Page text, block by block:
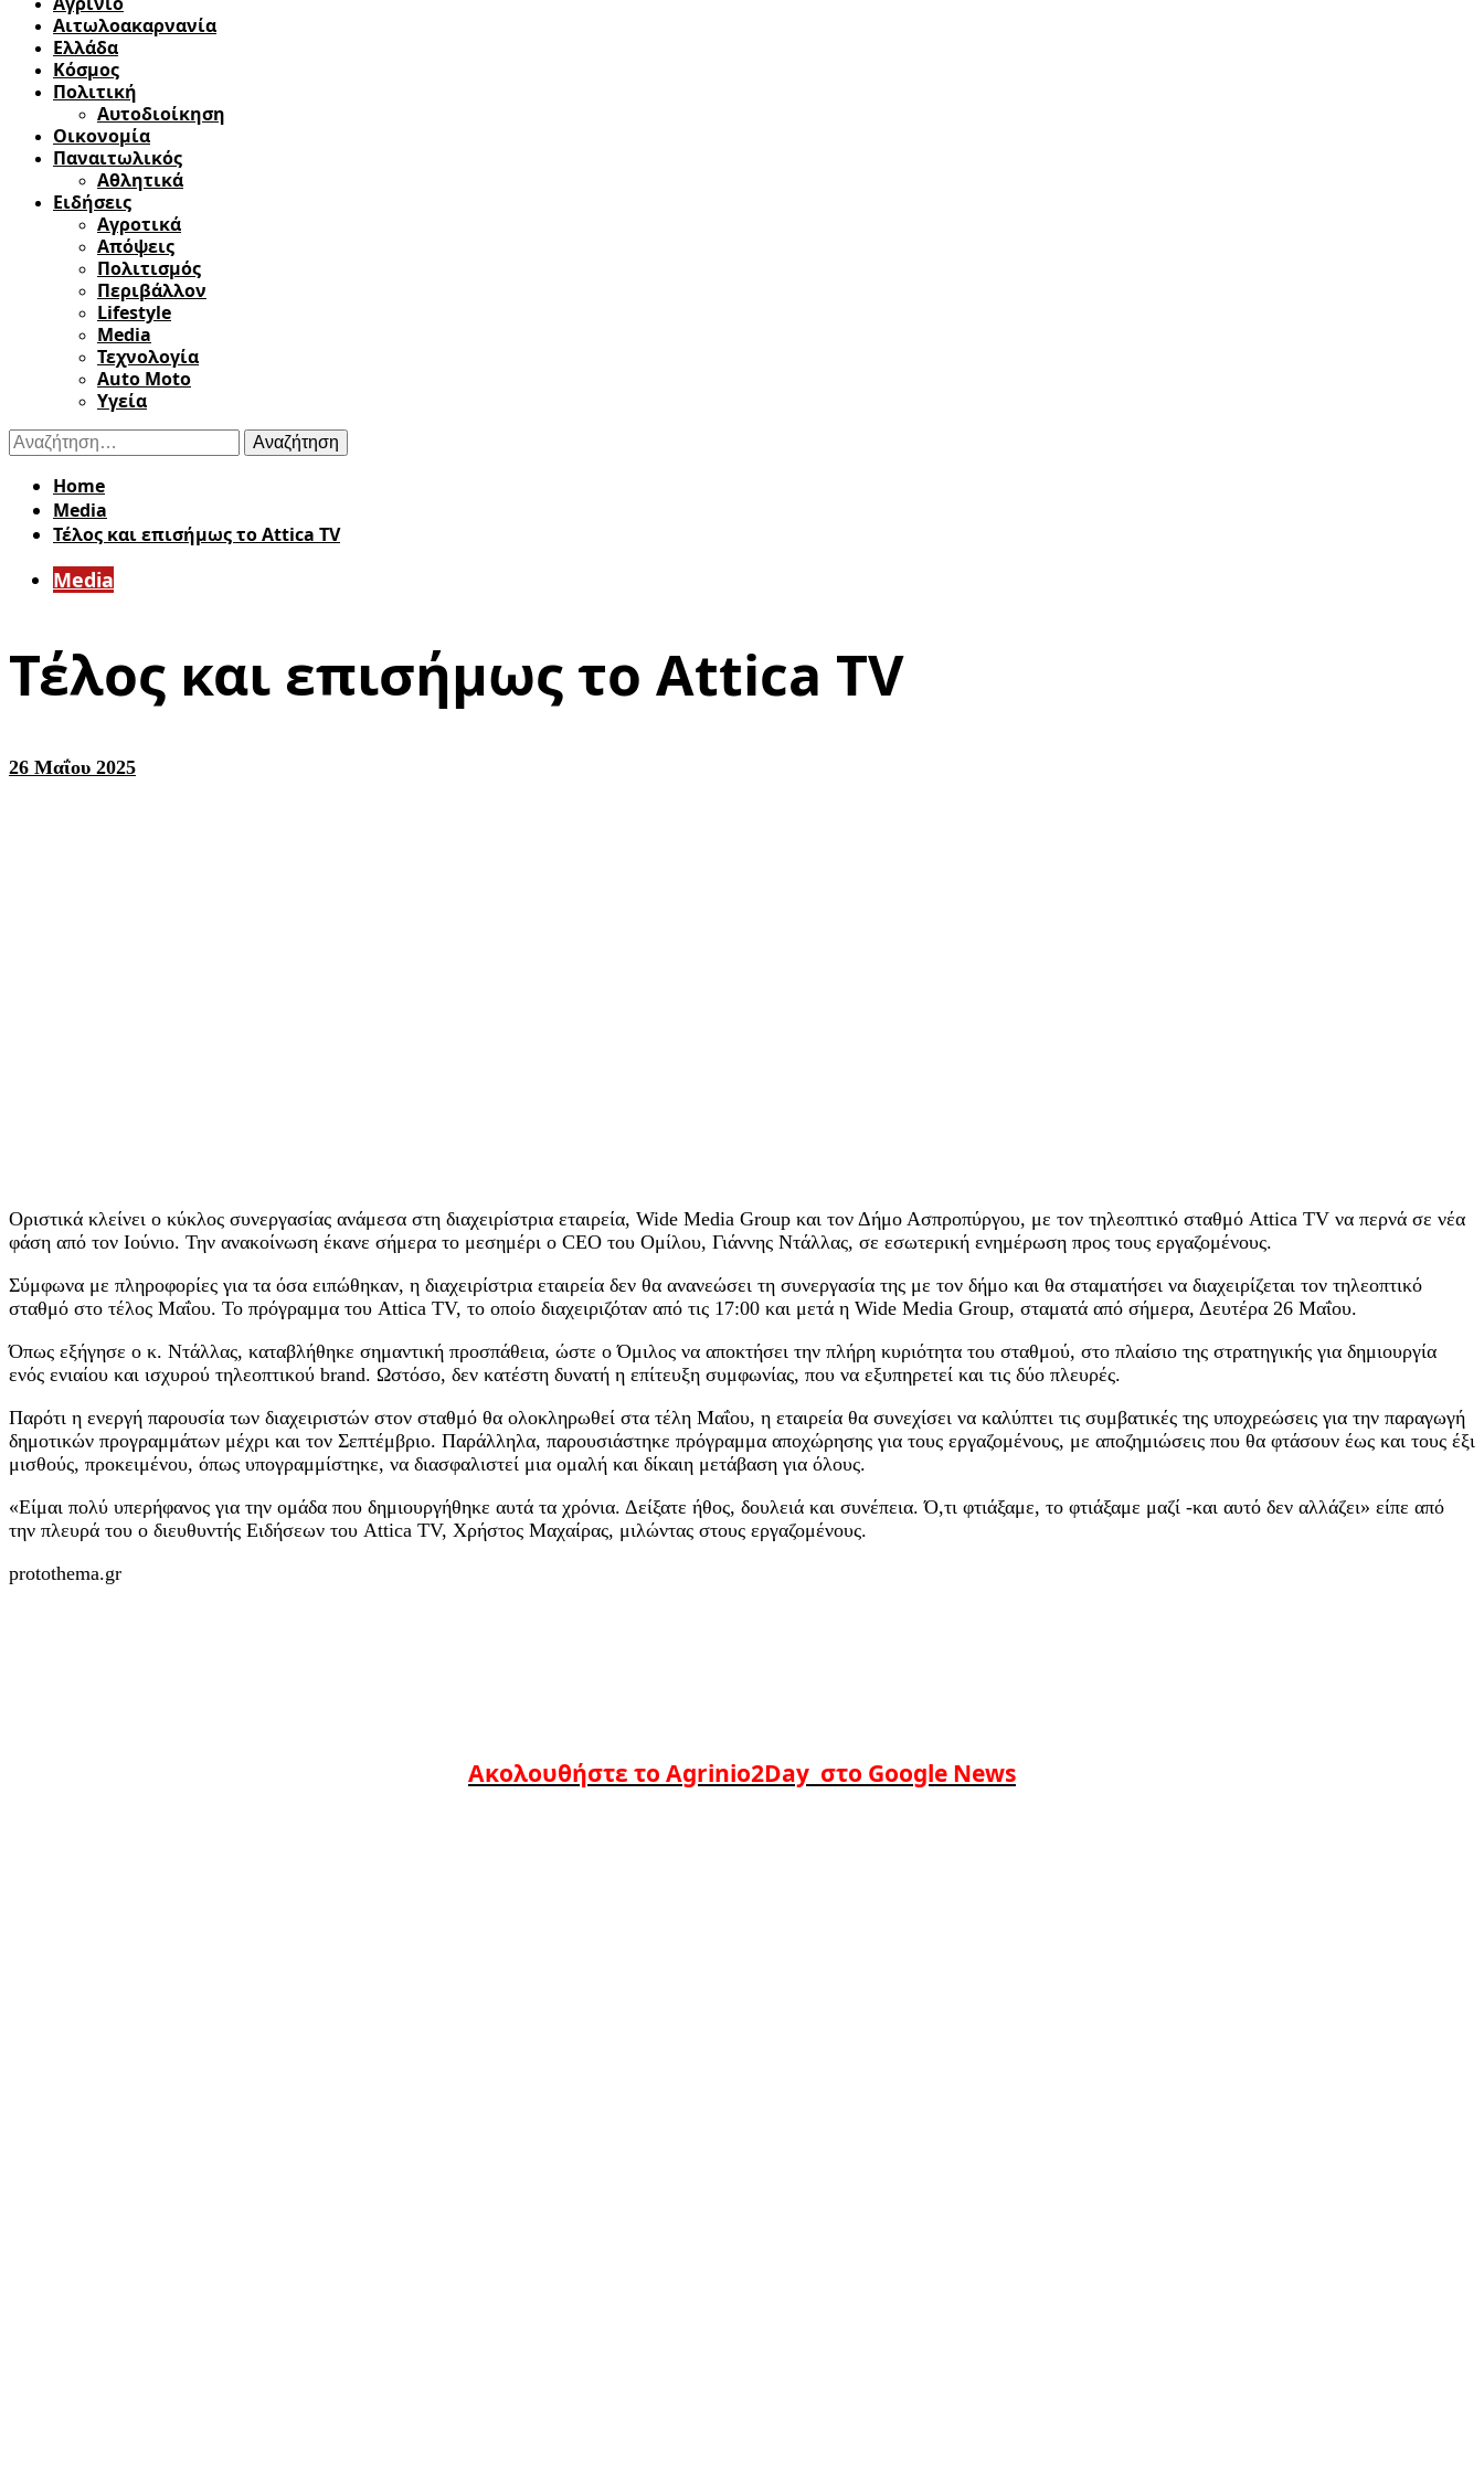
Αιτωλοακαρνανία
Ελλάδα
Κόσμος
Πολιτική
Αυτοδιοίκηση
Οικονομία
Παναιτωλικός
Αθλητικά
Ειδήσεις
Αγροτικά
Απόψεις
Πολιτισμός
Περιβάλλον
Lifestyle
Media
Τεχνολογία
Auto Moto
Υγεία
Αναζήτηση
για:
Home
Media
Τέλος και επισήμως το Attica TV
Media
Τέλος και επισήμως το Attica TV
26 Μαΐου 2025
Οριστικά κλείνει ο κύκλος συνεργασίας ανάμεσα στη διαχειρίστρια εταιρεία, Wide Media Group και τον Δήμο Ασπροπύργου, με τον τηλεοπτικό σταθμό Attica TV να περνά σε νέα
φάση από τον Ιούνιο. Την ανακοίνωση έκανε σήμερα το μεσημέρι ο CEO του Ομίλου, Γιάννης Ντάλλας, σε εσωτερική ενημέρωση προς τους εργαζομένους.
Σύμφωνα με πληροφορίες για τα όσα ειπώθηκαν, η διαχειρίστρια εταιρεία δεν θα ανανεώσει τη συνεργασία της με τον δήμο και θα σταματήσει να διαχειρίζεται τον τηλεοπτικό
σταθμό στο τέλος Μαΐου. Το πρόγραμμα του Attica TV, το οποίο διαχειριζόταν από τις 17:00 και μετά η Wide Media Group, σταματά από σήμερα, Δευτέρα 26 Μαΐου.
Όπως εξήγησε ο κ. Ντάλλας, καταβλήθηκε σημαντική προσπάθεια, ώστε ο Όμιλος να αποκτήσει την πλήρη κυριότητα του σταθμού, στο πλαίσιο της στρατηγικής για δημιουργία
ενός ενιαίου και ισχυρού τηλεοπτικού brand. Ωστόσο, δεν κατέστη δυνατή η επίτευξη συμφωνίας, που να εξυπηρετεί και τις δύο πλευρές.
Παρότι η ενεργή παρουσία των διαχειριστών στον σταθμό θα ολοκληρωθεί στα τέλη Μαΐου, η εταιρεία θα συνεχίσει να καλύπτει τις συμβατικές της υποχρεώσεις για την παραγωγή
δημοτικών προγραμμάτων μέχρι και τον Σεπτέμβριο. Παράλληλα, παρουσιάστηκε πρόγραμμα αποχώρησης για τους εργαζομένους, με αποζημιώσεις που θα φτάσουν έως και τους έξι
μισθούς, προκειμένου, όπως υπογραμμίστηκε, να διασφαλιστεί μια ομαλή και δίκαιη μετάβαση για όλους.
«Είμαι πολύ υπερήφανος για την ομάδα που δημιουργήθηκε αυτά τα χρόνια. Δείξατε ήθος, δουλειά και συνέπεια. Ό,τι φτιάξαμε, το φτιάξαμε μαζί -και αυτό δεν αλλάζει» είπε από
την πλευρά του ο διευθυντής Ειδήσεων του Attica TV, Χρήστος Μαχαίρας, μιλώντας στους εργαζομένους.
protothema.gr
Ακολουθήστε το Agrinio2Day στο Google News